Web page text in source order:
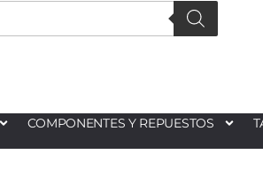
COMPONENTES Y REPUESTOS